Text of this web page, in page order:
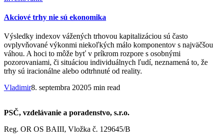
Akciové trhy nie sú ekonomika
Výsledky indexov vážených trhovou kapitalizáciou sú často
ovplyvňované výkonmi niekoľkých málo komponentov s najväčšou
váhou. A hoci to môže byť v príkrom rozpore s osobnými
pozorovaniami, či situáciou individuálnych ľudí, neznamená to, že
trhy sú iracionálne alebo odtrhnuté od reality.
Vladimir8. septembra 20205 min read
PSČ, vzdelávanie a poradenstvo, s.r.o.
Reg. OR OS BAIII, Vložka č. 129645/B